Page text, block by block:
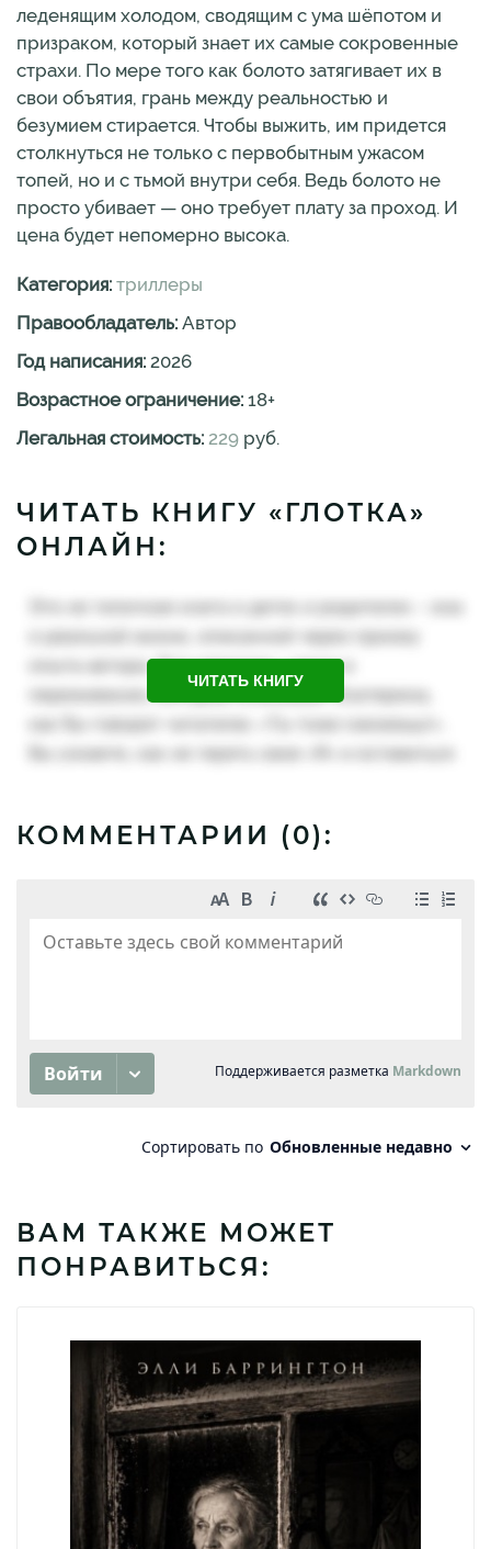
леденящим холодом, сводящим с ума шёпотом и
призраком, который знает их самые сокровенные
страхи. По мере того как болото затягивает их в
свои объятия, грань между реальностью и
безумием стирается. Чтобы выжить, им придется
столкнуться не только с первобытным ужасом
топей, но и с тьмой внутри себя. Ведь болото не
просто убивает — оно требует плату за проход. И
цена будет непомерно высока.
Категория: триллеры
Правообладатель: Автор
Год написания: 2026
Возрастное ограничение: 18+
Легальная стоимость: 229 руб.
ЧИТАТЬ КНИГУ «ГЛОТКА»
ОНЛАЙН:
ЧИТАТЬ КНИГУ
КОММЕНТАРИИ (0):
ВАМ ТАКЖЕ МОЖЕТ
ПОНРАВИТЬСЯ: